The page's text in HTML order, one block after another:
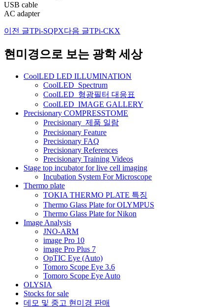
USB cable
AC adapter
글
네
이전 글TPi-SQPX다음 글TPi-CKX
현미경으로 보는 광학 세상
CoolLED LED ILLUMINATION
CoolLED_Spectrum
CoolLED_형광필터 대응표
CoolLED_IMAGE GALLERY
Precisionary COMPRESSTOME
Precisionary_제품 일람
Precisionary Feature
Precisionary FAQ
Precisionary References
Precisionary Training Videos
Stage top incubator for live cell imaging
Incubation System For Microscope
Thermo plate
TOKIA THERMO PLATE 특징
Thermo Glass Plate for OLYMPUS
Thermo Glass Plate for Nikon
Image Analysis
JNO-ARM
image Pro 10
image Pro Plus 7
OpTIC Eye (Auto)
Tomoro Scope Eye 3.6
Tomoro Scope Eye Auto
OLYSIA
Stocks for sale
데모 및 중고 현미경 판매